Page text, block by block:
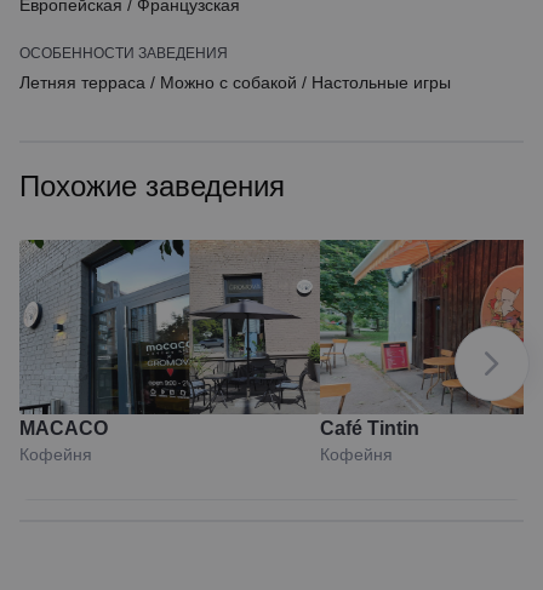
Европейская / Французская
ОСОБЕННОСТИ ЗАВЕДЕНИЯ
Летняя терраса / Можно с собакой / Настольные игры
Похожие заведения
MACACO
Кофейня
Café Tintin
Кофейня